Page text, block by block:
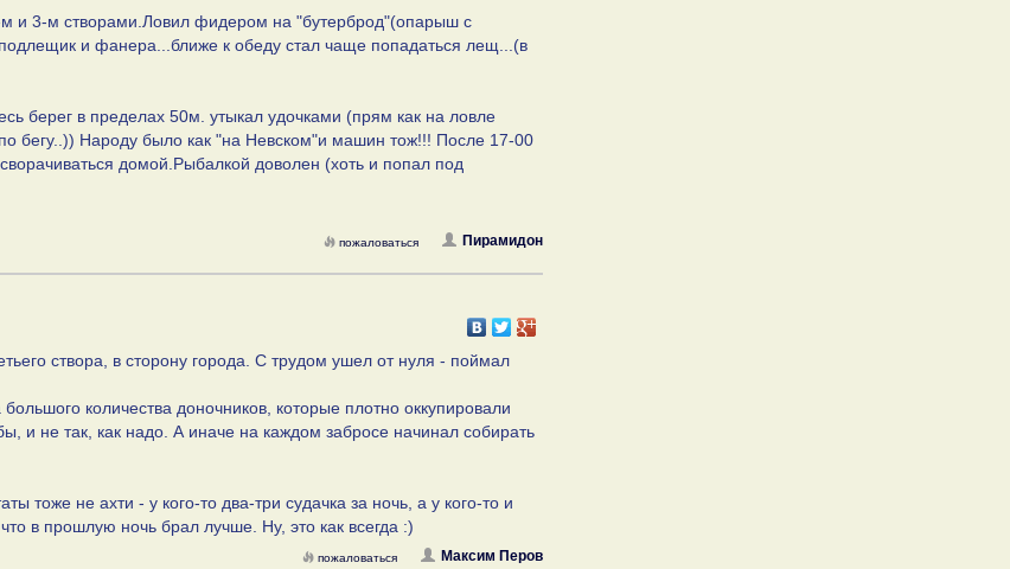
и 3-м створами.Ловил фидером на "бутерброд"(опарыш с
и фанера...ближе к обеду стал чаще попадаться лещ...(в
берег в пределах 50м. утыкал удочками (прям как на ловле
бегу..)) Народу было как "на Невском"и машин тож!!! После 17-00
домой.Рыбалкой доволен (хоть и попал под
Пирамидон
пожаловаться
створа, в сторону города. С трудом ушел от нуля - поймал
количества доночников, которые плотно оккупировали
и не так, как надо. А иначе на каждом забросе начинал собирать
тоже не ахти - у кого-то два-три судачка за ночь, а у кого-то и
в прошлую ночь брал лучше. Ну, это как всегда :)
Максим Перов
пожаловаться